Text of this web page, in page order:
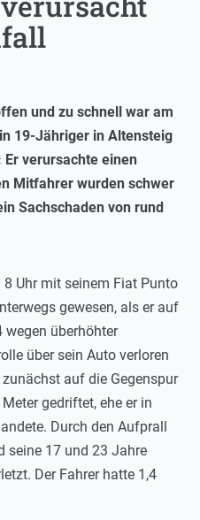
und zu schnell war am
19-Jähriger in Altensteig
Er verursachte einen
Mitfahrer wurden schwer
Sachschaden von rund
Uhr mit seinem Fiat Punto
gewesen, als er auf
wegen überhöhter
über sein Auto verloren
auf die Gegenspur
gedriftet, ehe er in
Durch den Aufprall
seine 17 und 23 Jahre
Der Fahrer hatte 1,4